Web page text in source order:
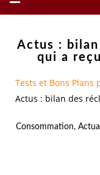
Actus :
qui a
Tests et Bons Plans
Actus : bilan des
Consommation,